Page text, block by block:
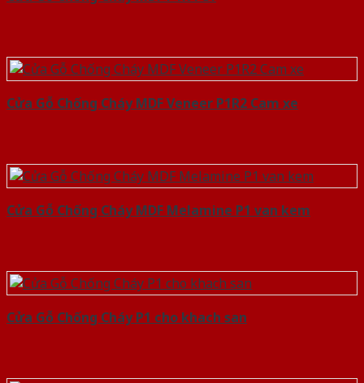
Cửa Gỗ Chống Cháy MDF Veneer P1R2 Cam xe
Cửa Gỗ Chống Cháy MDF Melamine P1 van kem
Cửa Gỗ Chống Cháy P1 cho khach san